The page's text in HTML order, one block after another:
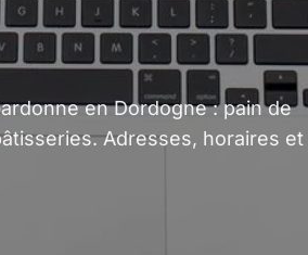
en Dordogne : pain de
Adresses, horaires et